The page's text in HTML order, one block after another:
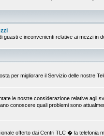
guasti e inconvenienti relative ai mezzi in
per migliorare il Servizio delle nostre
le nostre considerazione relative agli
conoscere quali problemi sono
offerto dai Centri TLC � la telefonia